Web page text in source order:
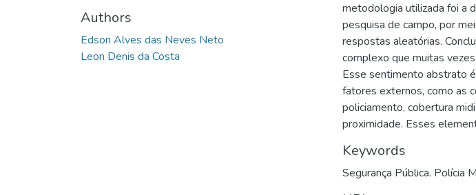
Authors
Edson Alves das Neves Neto
Leon Denis da Costa
metodologia utilizada foi a
pesquisa de campo, por
respostas aleatórias.
complexo que muitas
Esse sentimento abstrato
fatores externos, como as
policiamento, cobertura
proximidade. Esses
Keywords
Segurança Pública. Polícia